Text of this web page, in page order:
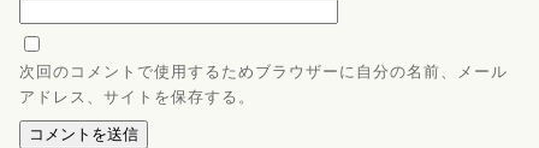
次回のコメントで使用するためブラウザーに自分の名前、メール
アドレス、サイトを保存する。